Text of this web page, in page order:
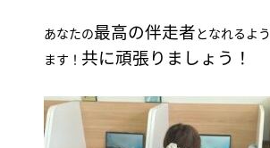
あなたの最高の伴走者となれるよう
ます！共に頑張りましょう！